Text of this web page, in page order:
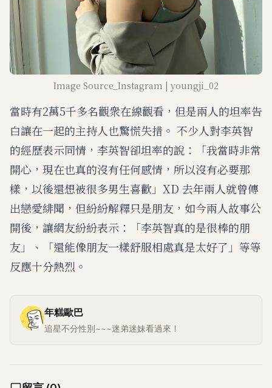
Image Source_Instagram | youngji_02
當時有2萬5千多名觀衆在線觀看，但是兩人的坦率告
白讓在一起的主持人也驚慌失措。 不少人對李英智
的經歷表示同情，李英智卻坦率的說：「我當時非常
開心，現在也真的沒有任何感情，所以沒有必要那
樣，以後還想被很多男生喜歡」XD 去年兩人就曾傳
出戀愛緋聞，但紛紛解釋只是朋友，如今兩人故事公
開後，讓網友紛紛表示：「李英智真的是很棒的朋
友」、「還能像朋友一樣舒服相處真是太好了」等等
反應十分熱烈。
年糕歐巴
追星不分性別~~~迷弟迷妹看過來！